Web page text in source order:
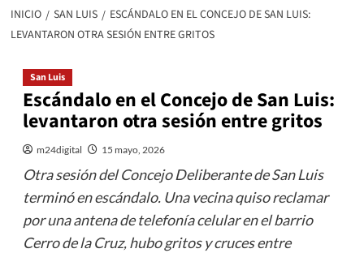
INICIO SAN LUIS
ESCÁNDALO EN EL CONCEJO DE SAN LUIS:
LEVANTARON OTRA SESIÓN ENTRE GRITOS
San Luis
Escándalo en el Concejo de San Luis:
levantaron otra sesión entre gritos
m24digital 15 mayo, 2026
Otra sesión del Concejo Deliberante de San Luis
terminó en escándalo. Una vecina quiso reclamar
por una antena de telefonía celular en el barrio
Cerro de la Cruz, hubo gritos y cruces entre